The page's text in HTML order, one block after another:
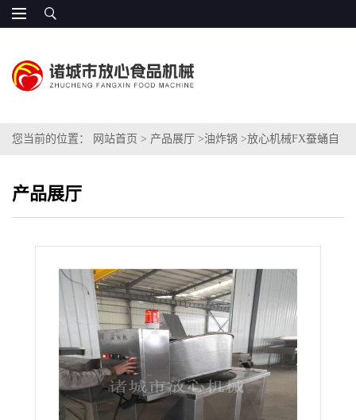
您当前的位置： 网站首页 > 产品展厅 >油炸锅 >放心机械FX蚕蛹自
产品展厅